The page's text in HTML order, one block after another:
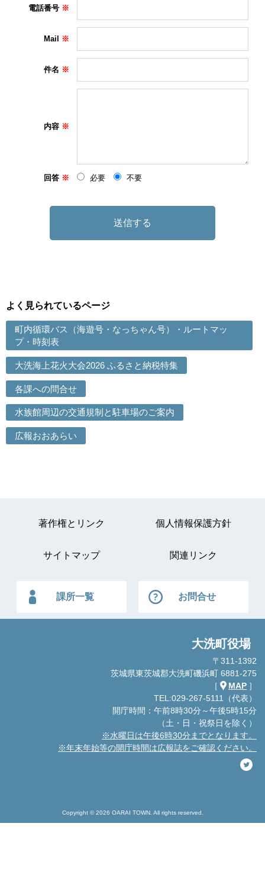
電話番号
Mail
件名
内容
回答 必要 不要
よく見られているページ
町内循環バス（海遊号・なっちゃん号）・ルートマッ
プ・時刻表
大洗海上花火大会2026 ふるさと納税特集
各課への問合せ
水族館周辺の交通規制と駐車場のご案内
広報おおあらい
著作権とリンク 個人情報保護方針
サイトマップ 関連リンク
課所一覧 お問合せ
大洗町役場
〒311-1392
茨城県東茨城郡大洗町磯浜町 6881-275
［
MAP ］
TEL:029-267-5111（代表）
開庁時間：午前8時30分～午後5時15分
（土・日・祝祭日を除く）
※水曜日は午後6時30分までとなります。
※年末年始等の開庁時間は広報誌をご確認ください。
Copyright © 2026 OARAI TOWN. All rights reserved.